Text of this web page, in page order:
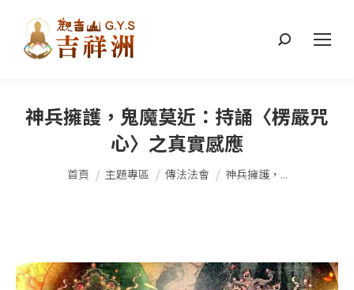
搜
神兵擁護，鬼魔莫近：持誦〈楞嚴咒
心〉之真實感應
您在這裡：
首頁 主題專區 傳法法會 神兵擁護，...